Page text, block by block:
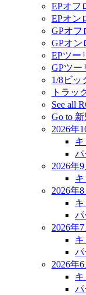
EPオフ
EPオン
GPオフ
GPオン
EPツー
GPツー
1/8ビッ
トラッ
See all
Go to
2026年
キ
パ
2026年
キ
2026年
キ
パ
2026年
キ
パ
2026年
キ
パ